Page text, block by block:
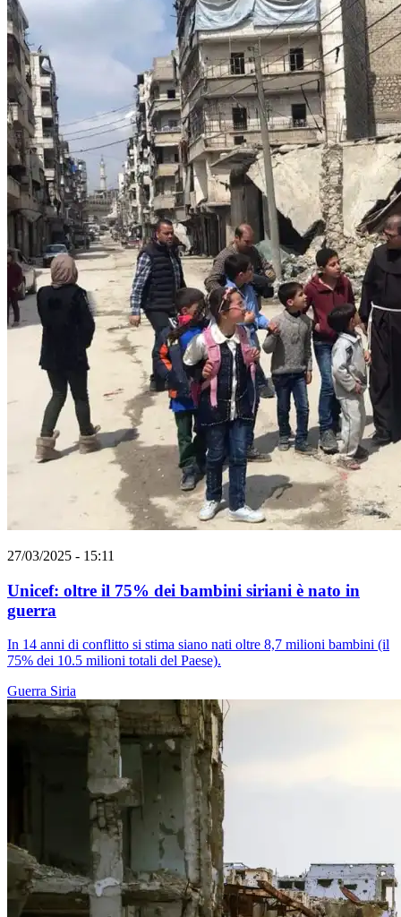
27/03/2025 - 15:11
Unicef: oltre il 75% dei bambini siriani è nato in
guerra
In 14 anni di conflitto si stima siano nati oltre 8,7 milioni bambini (il
75% dei 10.5 milioni totali del Paese).
Guerra Siria